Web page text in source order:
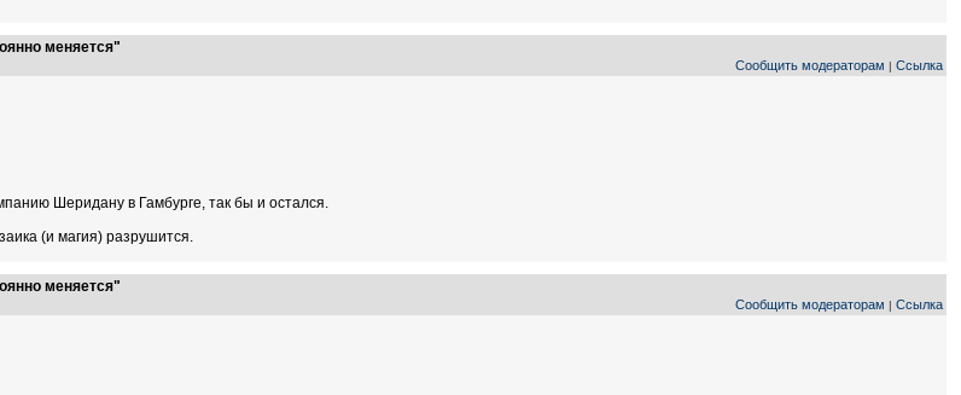
меняется"
Сообщить модераторам | Ссылка
Шеридану в Гамбурге, так бы и остался.
(и магия) разрушится.
меняется"
Сообщить модераторам | Ссылка